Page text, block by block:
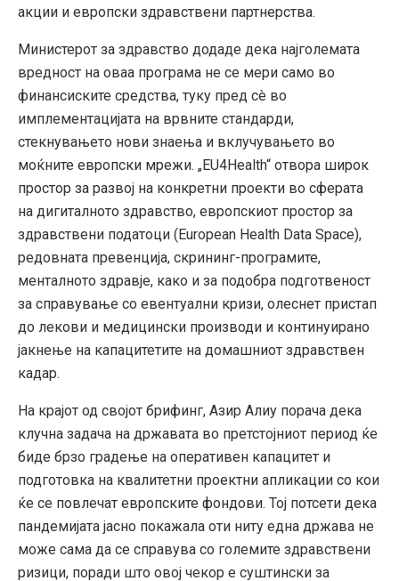
акции и европски здравствени партнерства.
Министерот за здравство додаде дека најголемата
вредност на оваа програма не се мери само во
финансиските средства, туку пред сè во
имплементацијата на врвните стандарди,
стекнувањето нови знаења и вклучувањето во
моќните европски мрежи. „EU4Health“ отвора широк
простор за развој на конкретни проекти во сферата
на дигиталното здравство, европскиот простор за
здравствени податоци (European Health Data Space),
редовната превенција, скрининг-програмите,
менталното здравје, како и за подобра подготвеност
за справување со евентуални кризи, олеснет пристап
до лекови и медицински производи и континуирано
јакнење на капацитетите на домашниот здравствен
кадар.
На крајот од својот брифинг, Азир Алиу порача дека
клучна задача на државата во претстојниот период ќе
биде брзо градење на оперативен капацитет и
подготовка на квалитетни проектни апликации со кои
ќе се повлечат европските фондови. Тој потсети дека
пандемијата јасно покажала оти ниту една држава не
може сама да се справува со големите здравствени
ризици, поради што овој чекор е суштински за